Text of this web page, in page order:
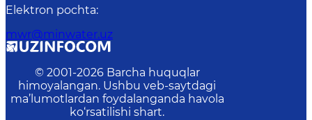
Elektron pochta:
mwr@minwater.uz
© 2001-2026 Barcha huquqlar
himoyalangan. Ushbu veb-saytdagi
ma’lumotlardan foydalanganda havola
ko‘rsatilishi shart.